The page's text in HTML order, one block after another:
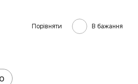
Порівняти В бажання